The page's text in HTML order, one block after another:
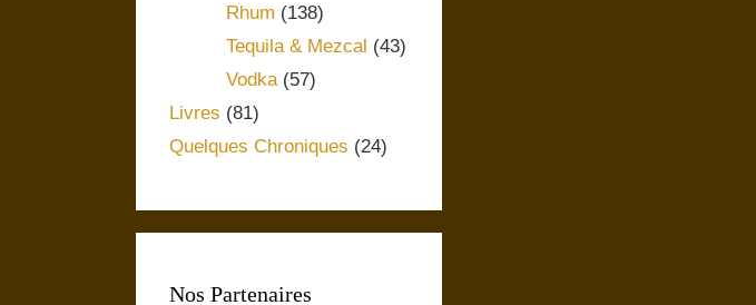
Rhum (138)
Tequila & Mezcal (43)
Vodka (57)
Livres (81)
Quelques Chroniques (24)
Nos Partenaires